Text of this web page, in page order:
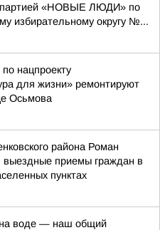
партией «НОВЫЕ ЛЮДИ» по
избирательному округу №...
нацпроекту
для жизни» ремонтируют
Осьмова
района Роман
выездные приемы граждан в
пунктах
на воде — наш общий